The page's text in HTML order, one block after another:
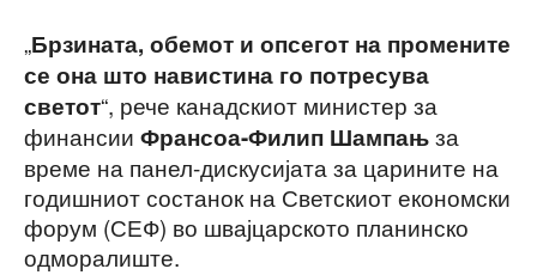
„Брзината, обемот и опсегот на промените
се она што навистина го потресува
светот“, рече канадскиот министер за
финансии Франсоа-Филип Шампањза
време на панел-дискусијата за царините на
годишниот состанок на Светскиот економски
форум (СЕФ) во швајцарското планинско
одморалиште.